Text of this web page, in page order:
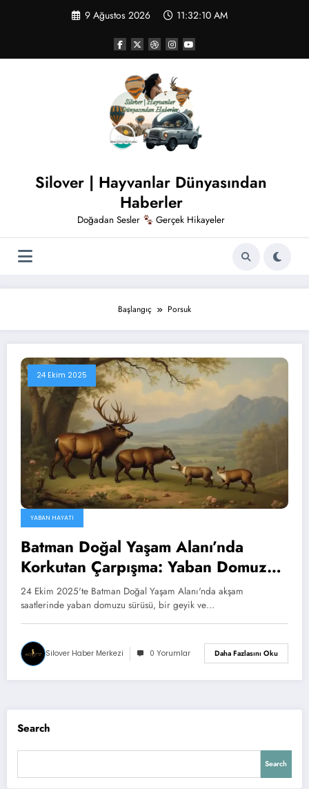
9 Ağustos 2026 11:32:11 AM
Silover | Hayvanlar Dünyasından
Haberler
Doğadan Sesler Gerçek Hikayeler
Başlangıç Porsuk
24 Ekim 2025
YABAN HAYATI
Batman Doğal Yaşam Alanı’nda
Korkutan Çarpışma: Yaban Domuzu
Sürüsü, Hızlı Geyik ve Genç Porsuk
Karıştı, 6 Canlı Yaralı!
24 Ekim 2025'te Batman Doğal Yaşam Alanı'nda akşam
saatlerinde yaban domuzu sürüsü, bir geyik ve…
Silover Haber Merkezi 0 Yorumlar Daha Fazlasını Oku
Search
Search